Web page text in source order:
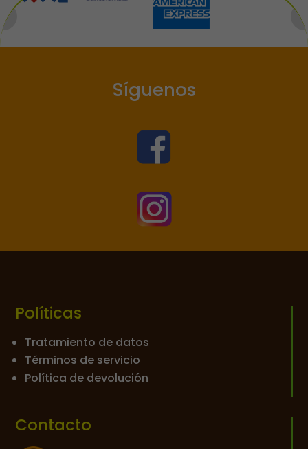
Síguenos


Políticas
Tratamiento de datos
Términos de servicio
Política de devolución
Contacto